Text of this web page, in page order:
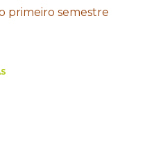
primeiro semestre